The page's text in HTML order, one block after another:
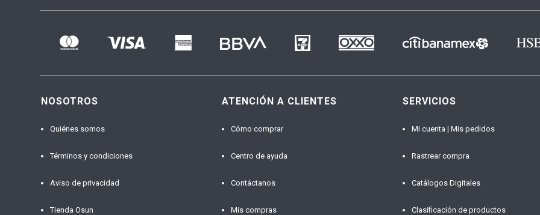
NOSOTROS
Quiénes somos
Términos y condiciones
Aviso de privacidad
Tienda Osun
ATENCIÓN A CLIENTES
Cómo comprar
Centro de ayuda
Contáctanos
Mis compras
SERVICIOS
Mi cuenta | Mis pedidos
Rastrear compra
Catálogos Digitales
Clasificación de productos